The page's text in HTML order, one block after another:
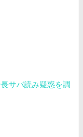
サバ読み疑惑を調